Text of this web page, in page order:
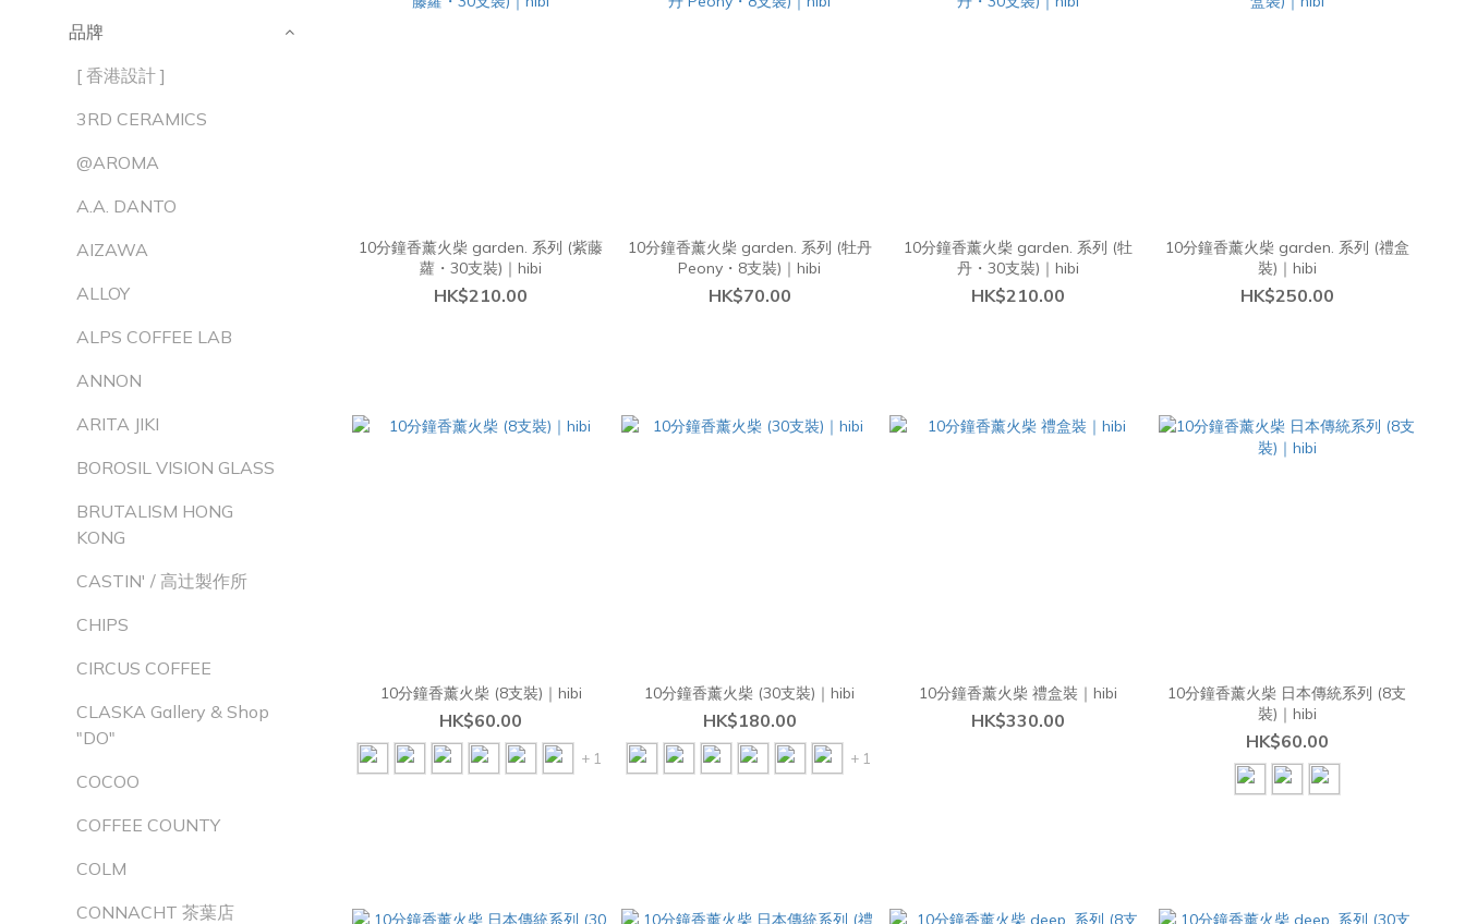
品牌
[ 香港設計 ]
3RD CERAMICS
@AROMA
A.A. DANTO
AIZAWA
ALLOY
ALPS COFFEE LAB
ANNON
ARITA JIKI
BOROSIL VISION GLASS
BRUTALISM HONG
KONG
CASTIN' / 高辻製作所
CHIPS
CIRCUS COFFEE
CLASKA Gallery & Shop
"DO"
COCOO
COFFEE COUNTY
COLM
CONNACHT 茶葉店
10分鐘香薰火柴 garden. 系列 (紫藤
蘿・30支裝)｜hibi
HK$210.00
10分鐘香薰火柴 garden. 系列 (牡丹
Peony・8支裝)｜hibi
HK$70.00
10分鐘香薰火柴 garden. 系列 (牡
丹・30支裝)｜hibi
HK$210.00
10分鐘香薰火柴 garden. 系列 (禮盒
裝)｜hibi
HK$250.00
10分鐘香薰火柴 (8支裝)｜hibi
HK$60.00
+ 1
10分鐘香薰火柴 (30支裝)｜hibi
HK$180.00
+ 1
10分鐘香薰火柴 禮盒裝｜hibi
HK$330.00
10分鐘香薰火柴 日本傳統系列 (8支
裝)｜hibi
HK$60.00